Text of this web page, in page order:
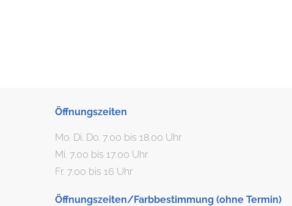
Öffnungszeiten
Mo. Di. Do. 7.00 bis 18.00 Uhr
Mi. 7.00 bis 17.00 Uhr
Fr. 7.00 bis 16 Uhr
Öffnungszeiten/Farbbestimmung (ohne Termin)